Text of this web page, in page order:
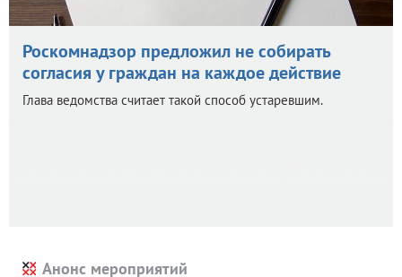
Роскомнадзор предложил не собирать
согласия у граждан на каждое действие
Глава ведомства считает такой способ устаревшим.
Анонс мероприятий